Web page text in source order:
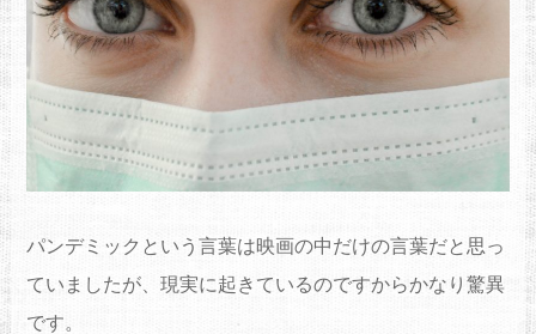
パンデミックという言葉は映画の中だけの言葉だと思っ
ていましたが、現実に起きているのですからかなり驚異
です。